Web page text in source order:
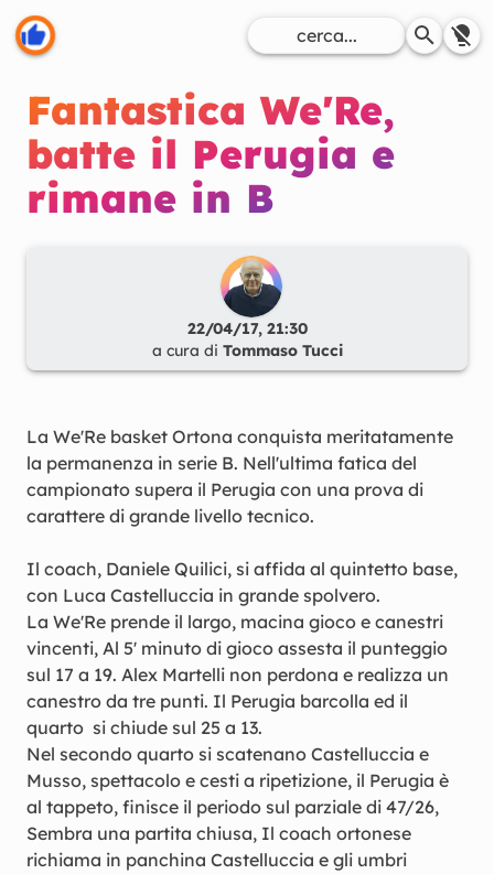
Fantastica We'Re,
batte il Perugia e
rimane in B
22/04/17, 21:30
a cura di Tommaso Tucci
La We'Re basket Ortona conquista meritatamente
la permanenza in serie B. Nell'ultima fatica del
campionato supera il Perugia con una prova di
carattere di grande livello tecnico.
Il coach, Daniele Quilici, si affida al quintetto base,
con Luca Castelluccia in grande spolvero.
La We'Re prende il largo, macina gioco e canestri
vincenti, Al 5' minuto di gioco assesta il punteggio
sul 17 a 19. Alex Martelli non perdona e realizza un
canestro da tre punti. Il Perugia barcolla ed il
quarto si chiude sul 25 a 13.
Nel secondo quarto si scatenano Castelluccia e
Musso, spettacolo e cesti a ripetizione, il Perugia è
al tappeto, finisce il periodo sul parziale di 47/26,
Sembra una partita chiusa, Il coach ortonese
richiama in panchina Castelluccia e gli umbri